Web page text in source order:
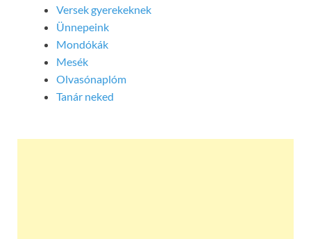
Versek gyerekeknek
Ünnepeink
Mondókák
Mesék
Olvasónaplóm
Tanár neked